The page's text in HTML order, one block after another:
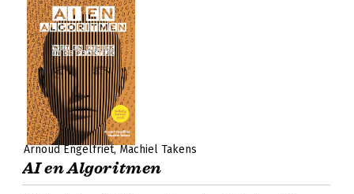
Arnoud Engelfriet Machiel Takens
AI en Algoritmen